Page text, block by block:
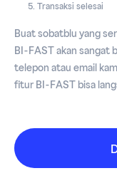
Transaksi selesai
Buat sobatblu yang
BI-FAST akan sangat
telepon atau email
fitur BI-FAST bisa